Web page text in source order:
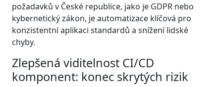
požadavků v České republice, jako je GDPR nebo
kybernetický zákon, je automatizace klíčová pro
konzistentní aplikaci standardů a snížení lidské
chyby.
Zlepšená viditelnost CI/CD
komponent: konec skrytých rizik